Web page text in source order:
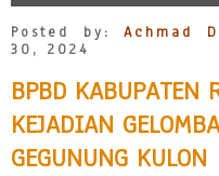
Posted by:Achmad
30, 2024
BPBD KABUPATEN
KEJADIAN
GEGUNUNG KULON